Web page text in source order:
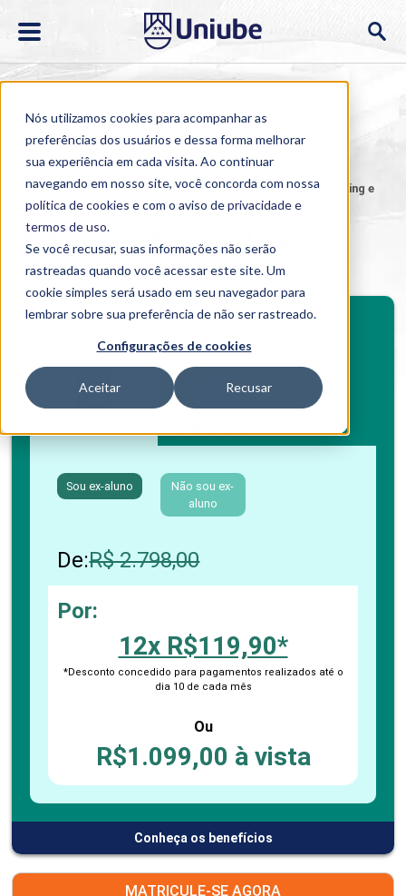
Nós utilizamos cookies para acompanhar as
preferências dos usuários e dessa forma melhorar
sua experiência em cada visita. Ao continuar
navegando em nosso site, você concorda com nossa
política de cookies e com o aviso deprivacidade e
termos de uso.
Se você recusar, suas informações não serão
rastreadas quando você acessar este site. Um
cookie simples será usado em seu navegador para
lembrar sobre sua preferência de não ser rastreado.
Configurações de cookies
Aceitar Recusar
Home > Cursos > EAD > Pós-graduação >MBA em Branding e
Customer Experience
MBA em Branding e Customer
Experience
Investimento
Boleto bancário / PIX Cartão de crédito
Sou ex-aluno
Não sou ex-
aluno
De:R$ 2.798,00
Por:
12x R$119,90*
*Desconto concedido para pagamentos realizados até o
dia 10 de cada mês
Ou
R$1.099,00 à vista
Conheça os benefícios
BENEFÍCIOS
Benefícios pós-graduação
MATRICULE-SE AGORA